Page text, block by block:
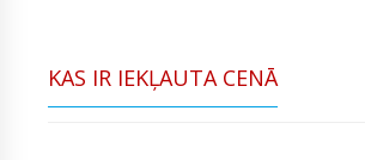
KAS IR IEKĻAUTA CENĀ